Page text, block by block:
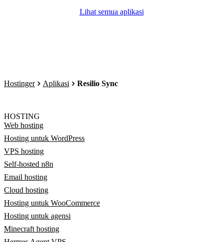
Lihat semua aplikasi
Hostinger Aplikasi Resilio Sync
HOSTING
Web hosting
Hosting untuk WordPress
VPS hosting
Self-hosted n8n
Email hosting
Cloud hosting
Hosting untuk WooCommerce
Hosting untuk agensi
Minecraft hosting